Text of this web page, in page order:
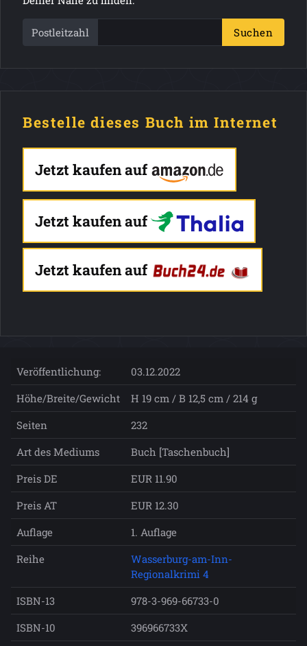
Postleitzahl Suchen
Bestelle dieses Buch im Internet
Jetzt kaufen auf
Jetzt kaufen auf
Jetzt kaufen auf
Veröffentlichung:
03.12.2022
Höhe/Breite/Gewicht
H 19 cm / B 12,5 cm / 214 g
Seiten
232
Art des Mediums
Buch [Taschenbuch]
Preis DE
EUR 11.90
Preis AT
EUR 12.30
Auflage
1. Auflage
Reihe
Wasserburg-am-Inn-
Regionalkrimi 4
ISBN-13
978-3-969-66733-0
ISBN-10
396966733X